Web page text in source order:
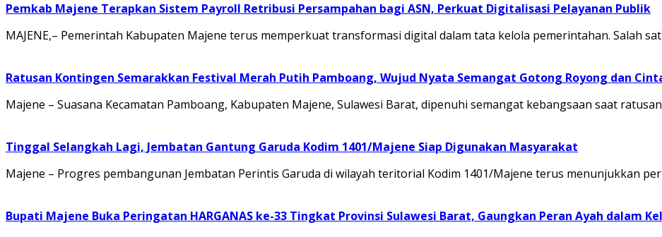
Pemkab Majene Terapkan Sistem Payroll Retribusi Persampahan bagi ASN, Perkuat Digitalisasi Pelayanan Publik
MAJENE,– Pemerintah Kabupaten Majene terus memperkuat transformasi digital dalam tata kelola pemerintahan. Salah
Ratusan Kontingen Semarakkan Festival Merah Putih Pamboang, Wujud Nyata Semangat Gotong Royong dan
Majene – Suasana Kecamatan Pamboang, Kabupaten Majene, Sulawesi Barat, dipenuhi semangat kebangsaan saat
Tinggal Selangkah Lagi, Jembatan Gantung Garuda Kodim 1401/Majene Siap Digunakan Masyarakat
Majene – Progres pembangunan Jembatan Perintis Garuda di wilayah teritorial Kodim 1401/Majene terus menunjukkan
Bupati Majene Buka Peringatan HARGANAS ke-33 Tingkat Provinsi Sulawesi Barat, Gaungkan Peran Ayah dalam